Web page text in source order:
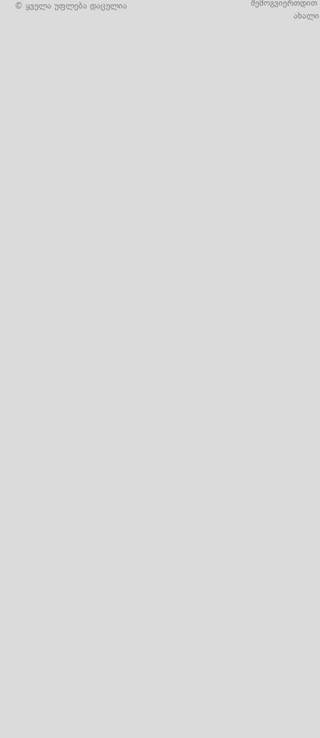
© ყველა უფლება დაცულია
შემოგვიერთდით
ახალი